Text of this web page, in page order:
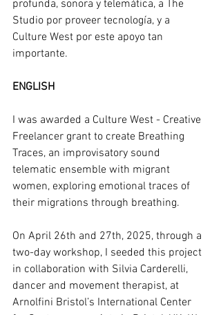
profunda, sonora y telemática, a The
Studio por proveer tecnología, y a
Culture West por este apoyo tan
importante.
ENGLISH
I was awarded a Culture West - Creative
Freelancer grant to create Breathing
Traces, an improvisatory sound
telematic ensemble with migrant
women, exploring emotional traces of
their migrations through breathing.
On April 26th and 27th, 2025, through a
two-day workshop, I seeded this project
in collaboration with Silvia Carderelli,
dancer and movement therapist, at
Arnolfini Bristol’s International Center